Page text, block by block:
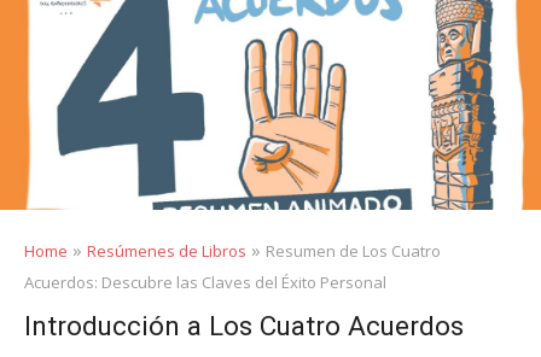
Home » Resúmenes de Libros » Resumen de Los Cuatro
Acuerdos: Descubre las Claves del Éxito Personal
Introducción a Los Cuatro Acuerdos